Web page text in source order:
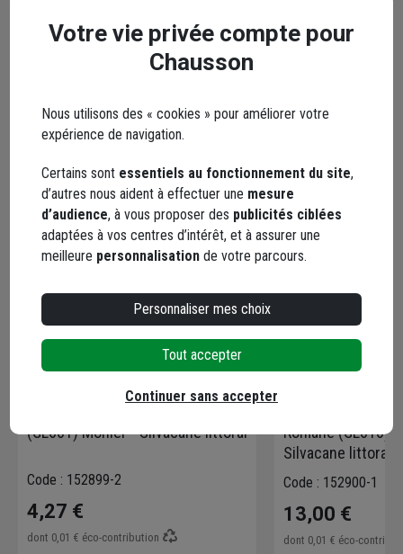
Documents
En complément
(GL601) Monier - Silvacane littoral
Code : 152899-2
4,27 €
dont 0,01 € éco-contribution
Romane (GL010)
Silvacane littoral
Code : 152900-1
13,00 €
dont 0,01 € éco-
Votre vie privée compte pour
Chausson
Nous utilisons des « cookies » pour améliorer votre
expérience de navigation.
Certains sont essentiels au fonctionnement du site,
d’autres nous aident à effectuer une mesure
d’audience, à vous proposer des publicités ciblées
adaptées à vos centres d’intérêt, et à assurer une
meilleure personnalisation de votre parcours.
Personnaliser mes choix
Tout accepter
Continuer sans accepter